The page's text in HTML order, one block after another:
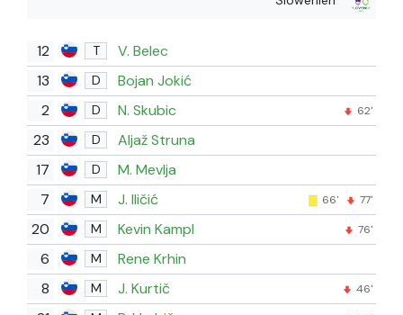
12 T
V. Belec
13
D
Bojan Jokić
2
D N. Skubic 62'
23 D
Aljaž Struna
17
D
M. Mevlja
7
M J. Iličić 66' 77'
20 M Kevin Kampl 76'
6 M
Rene Krhin
8
M J. Kurtič 46'